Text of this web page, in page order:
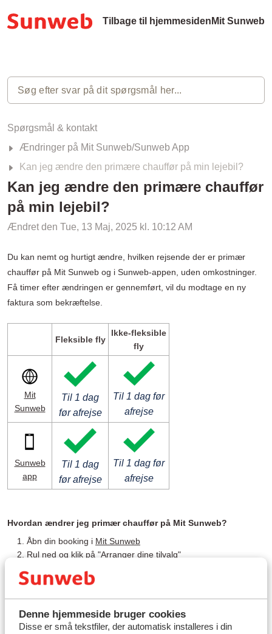
Denne hjemmeside bruger cookies
Disse er små tekstfiler, der automatisk installeres i din
Tilbage til hjemmesiden Mit Sunweb
Spørgsmål & kontakt
Ændringer på Mit Sunweb/Sunweb App
Kan jeg ændre den primære chauffør på min lejebil?
Kan jeg ændre den primære chauffør
på min lejebil?
Ændret den Tue, 13 Maj, 2025 kl. 10:12 AM
Du kan nemt og hurtigt ændre, hvilken rejsende der er primær
chauffør på Mit Sunweb og i Sunweb-appen, uden omkostninger.
Få timer efter ændringen er gennemført, vil du modtage en ny
faktura som bekræftelse.
Fleksible fly
Ikke-fleksible
fly
Mit
Sunweb
Til 1 dag
før afrejse
Til 1 dag før
afrejse
Sunweb
app
Til 1 dag
før afrejse
Til 1 dag før
afrejse
Hvordan ændrer jeg primær chauffør på Mit Sunweb?
Åbn din booking i Mit Sunweb
Rul ned og klik på "Arranger dine tilvalg"
"Rediger"
har et kreditkort med pinkode ved at markere boksen
Klik på "Gem"